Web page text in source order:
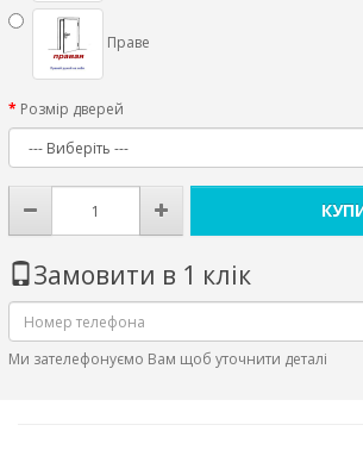
Праве
Розмір дверей
Замовити в 1 клік
Ми зателефонуємо Вам щоб уточнити деталі